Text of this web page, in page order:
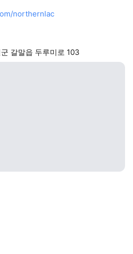
northernlac
갈말읍 두루미로 103